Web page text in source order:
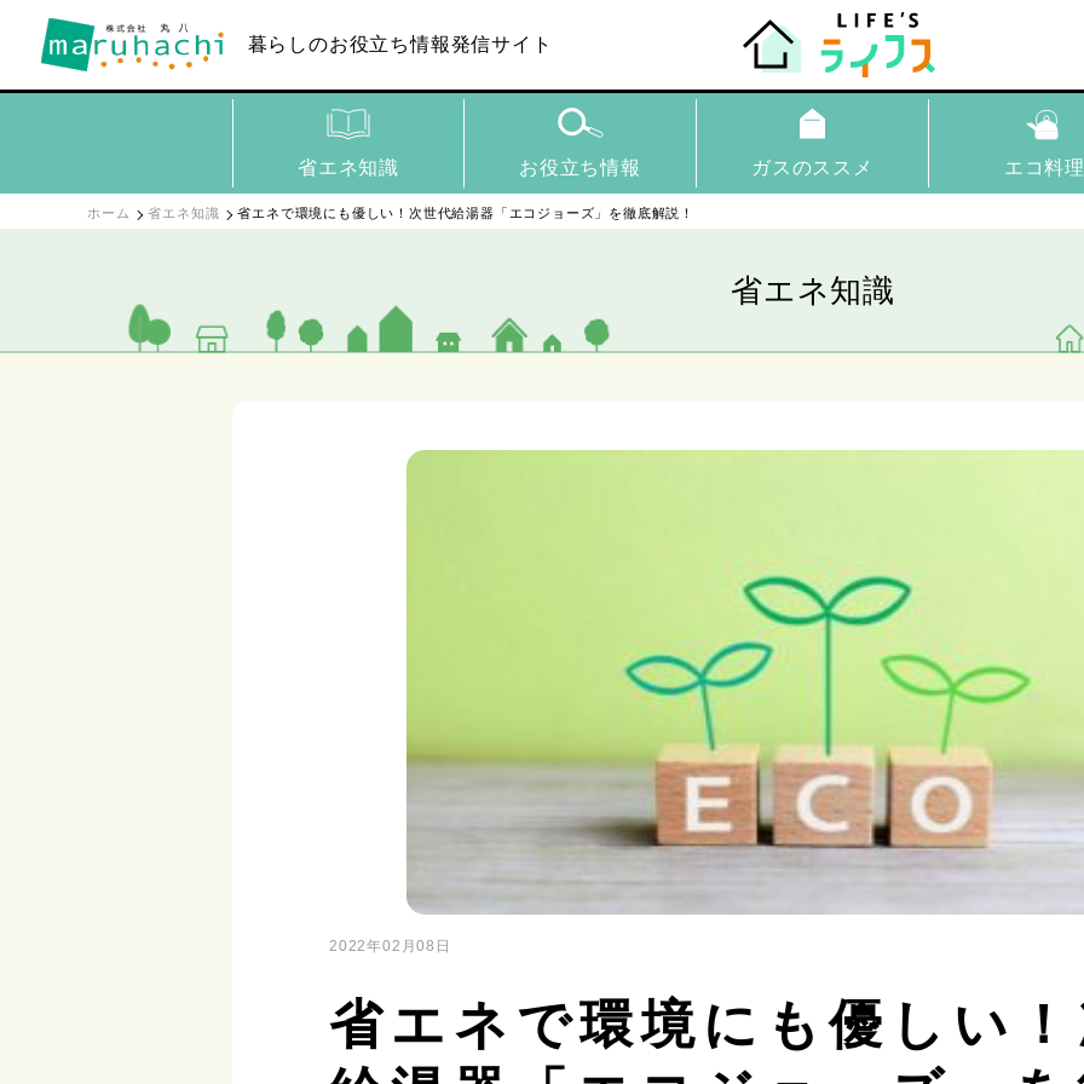
暮らしのお役立ち情報発信サイト
省エネ知識 お役立ち情報 ガスのススメ エコ料
ホーム 省エネ知識 省エネで環境にも優しい！次世代給湯器「エコジョーズ」を徹底解説！
省エネ知識
2022年02月08日
省エネで環境にも優しい